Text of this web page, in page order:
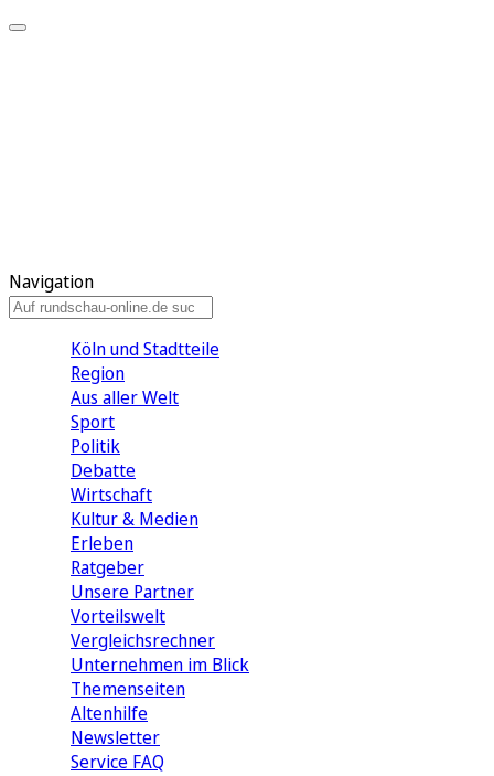
Navigation
Köln und Stadtteile
Region
Aus aller Welt
Sport
Politik
Debatte
Wirtschaft
Kultur & Medien
Erleben
Ratgeber
Unsere Partner
Vorteilswelt
Vergleichsrechner
Unternehmen im Blick
Themenseiten
Altenhilfe
Newsletter
Service FAQ